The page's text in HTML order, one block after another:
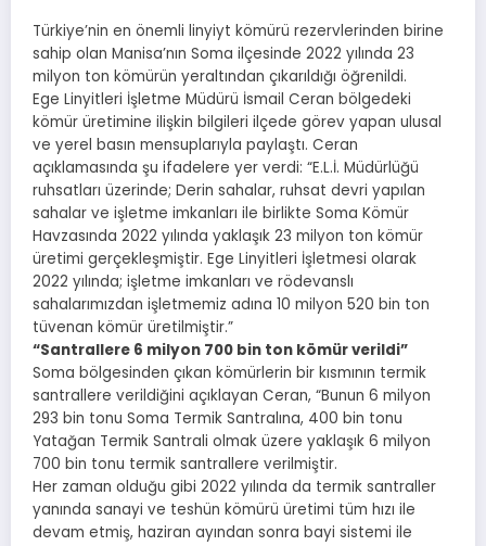
Türkiye’nin en önemli linyiyt kömürü rezervlerinden birine
sahip olan Manisa’nın Soma ilçesinde 2022 yılında 23
milyon ton kömürün yeraltından çıkarıldığı öğrenildi.
Ege Linyitleri İşletme Müdürü İsmail Ceran bölgedeki
kömür üretimine ilişkin bilgileri ilçede görev yapan ulusal
ve yerel basın mensuplarıyla paylaştı. Ceran
açıklamasında şu ifadelere yer verdi: “E.L.İ. Müdürlüğü
ruhsatları üzerinde; Derin sahalar, ruhsat devri yapılan
sahalar ve işletme imkanları ile birlikte Soma Kömür
Havzasında 2022 yılında yaklaşık 23 milyon ton kömür
üretimi gerçekleşmiştir. Ege Linyitleri İşletmesi olarak
2022 yılında; işletme imkanları ve rödevanslı
sahalarımızdan işletmemiz adına 10 milyon 520 bin ton
tüvenan kömür üretilmiştir.”
“Santrallere 6 milyon 700 bin ton kömür verildi”
Soma bölgesinden çıkan kömürlerin bir kısmının termik
santrallere verildiğini açıklayan Ceran, “Bunun 6 milyon
293 bin tonu Soma Termik Santralına, 400 bin tonu
Yatağan Termik Santrali olmak üzere yaklaşık 6 milyon
700 bin tonu termik santrallere verilmiştir.
Her zaman olduğu gibi 2022 yılında da termik santraller
yanında sanayi ve teshün kömürü üretimi tüm hızı ile
devam etmiş, haziran ayından sonra bayi sistemi ile